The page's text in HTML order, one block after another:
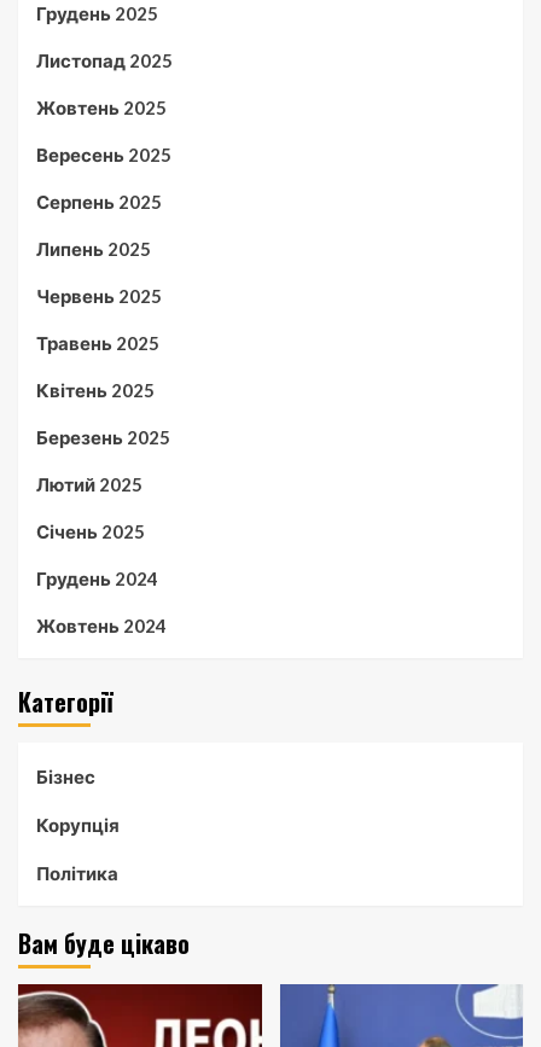
Грудень 2025
Листопад 2025
Жовтень 2025
Вересень 2025
Серпень 2025
Липень 2025
Червень 2025
Травень 2025
Квітень 2025
Березень 2025
Лютий 2025
Січень 2025
Грудень 2024
Жовтень 2024
Категорії
Бізнес
Корупція
Політика
Вам буде цікаво